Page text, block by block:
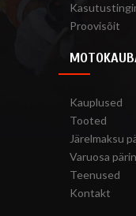
Proovisõit
Kauplused
Tooted
Järelmaksu
Varuosa
Teenused
Kontakt